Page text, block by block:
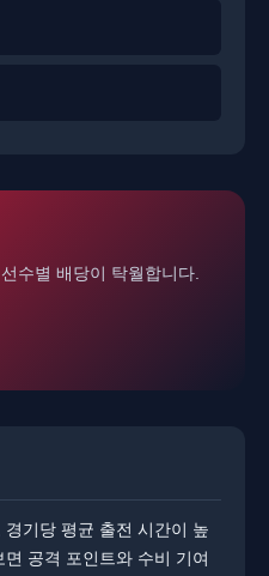
수별 배당이 탁월합니다.
기당 평균 출전 시간이 높
공격 포인트와 수비 기여